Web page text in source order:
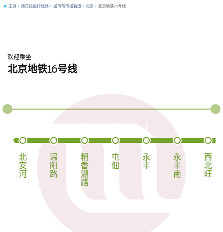
主页 动车组运行线路 城市与市域轨道 北京 北京地铁16号线
欢迎乘坐
北京地铁16号线
北
安
河
温
阳
路
稻
香
湖
路
屯
佃
永
丰
永
丰
南
西
北
旺